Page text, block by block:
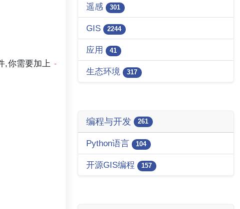
,你需要加上 -
遥感 301
GIS 2244
应用 41
生态环境 317
编程与开发 261
Python语言 104
开源GIS编程 157